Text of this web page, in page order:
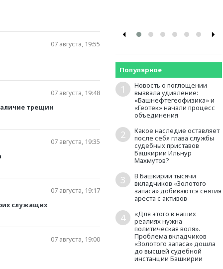
07 августа, 19:55
07 августа, 19:48
трещин
07 августа, 19:35
07 августа, 19:17
служащих
07 августа, 19:00
Популярное
1
Новость о поглощении
вызвала удивление:
«Башнефтегеофизика» и
«Геотек» начали процесс
объединения
2
Какое наследие оставляет
после себя глава службы
судебных приставов
Башкирии Ильнур
Махмутов?
3
В Башкирии тысячи
вкладчиков «Золотого
запаса» добиваются снятия
ареста с активов
4
«Для этого в наших
реалиях нужна
политическая воля».
Проблема вкладчиков
«Золотого запаса» дошла
до высшей судебной
инстанции Башкирии